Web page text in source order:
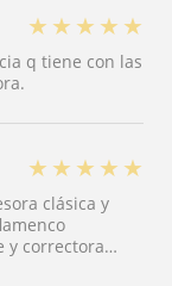
★ ★ ★ ★ ★
q tiene con las
★ ★ ★ ★ ★
clásica y
y correctora
y como